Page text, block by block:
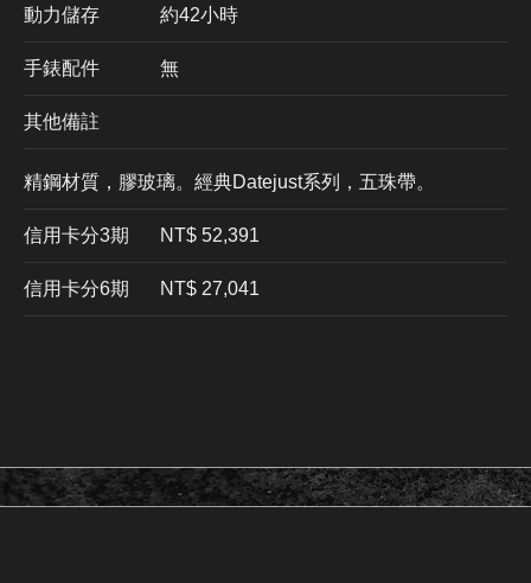
動力儲存 約42小時
手錶配件 無
其他備註
精鋼材質，膠玻璃。經典Datejust系列，五珠帶。
信用卡分3期 ​NT$ 52,391
信用卡分6期 NT$ 27,041